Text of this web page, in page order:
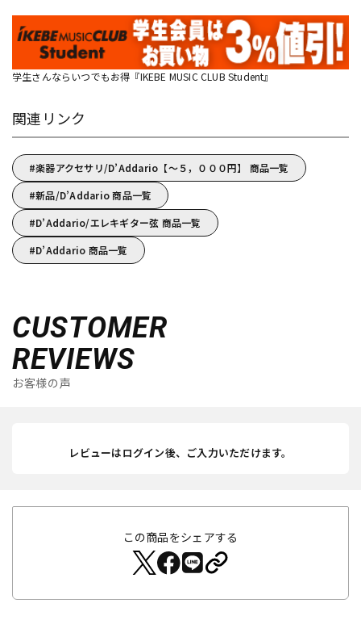
学生さんならいつでもお得『IKEBE MUSIC CLUB Student』
関連リンク
楽器アクセサリ/D’Addario【～５，０００円】 商品一覧
新品/D’Addario 商品一覧
D’Addario/エレキギター弦 商品一覧
D’Addario 商品一覧
CUSTOMER
REVIEWS
お客様の声
レビューはログイン後、ご入力いただけます。
この商品をシェアする